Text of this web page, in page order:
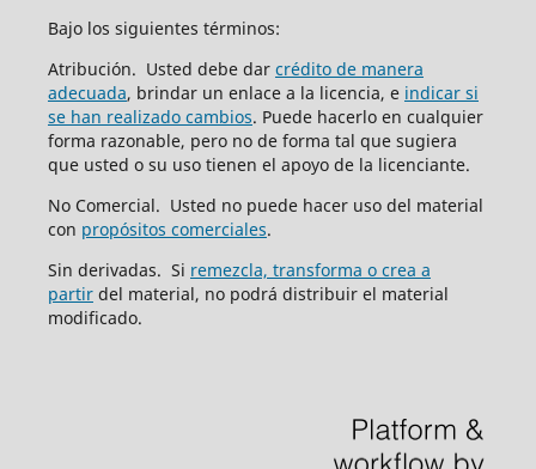
Bajo los siguientes términos:
Atribución. Usted debe dar crédito de manera
adecuada, brindar un enlace a la licencia, e indicar si
se han realizado cambios. Puede hacerlo en cualquier
forma razonable, pero no de forma tal que sugiera
que usted o su uso tienen el apoyo de la licenciante.
No Comercial. Usted no puede hacer uso del material
con propósitos comerciales.
Sin derivadas. Si remezcla, transforma o crea a
partirdel material, no podrá distribuir el material
modificado.